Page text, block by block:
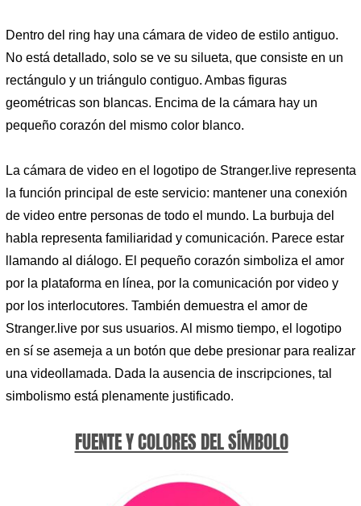
Dentro del ring hay una cámara de video de estilo antiguo.
No está detallado, solo se ve su silueta, que consiste en un
rectángulo y un triángulo contiguo. Ambas figuras
geométricas son blancas. Encima de la cámara hay un
pequeño corazón del mismo color blanco.
La cámara de video en el logotipo de Stranger.live representa
la función principal de este servicio: mantener una conexión
de video entre personas de todo el mundo. La burbuja del
habla representa familiaridad y comunicación. Parece estar
llamando al diálogo. El pequeño corazón simboliza el amor
por la plataforma en línea, por la comunicación por video y
por los interlocutores. También demuestra el amor de
Stranger.live por sus usuarios. Al mismo tiempo, el logotipo
en sí se asemeja a un botón que debe presionar para realizar
una videollamada. Dada la ausencia de inscripciones, tal
simbolismo está plenamente justificado.
FUENTE Y COLORES DEL SÍMBOLO